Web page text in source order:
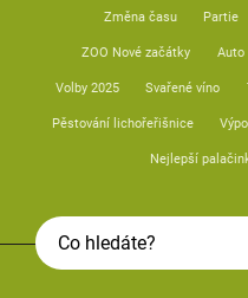
Změna času Partie
ZOO Nové začátky Auto
Volby 2025 Svařené víno
Pěstování lichořeřišnice
Nejlepší